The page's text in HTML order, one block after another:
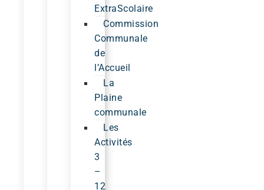
ExtraScolaire
Commission
Communale
de
l’Accueil
La
Plaine
communale
Les
Activités
3
–
12